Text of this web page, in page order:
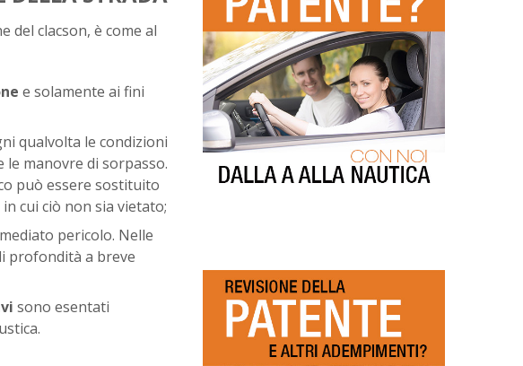
del clacson, è come al
e solamente ai fini
qualvolta le condizioni
manovre di sorpasso.
può essere sostituito
cui ciò non sia vietato;
pericolo. Nelle
profondità a breve
sono esentati